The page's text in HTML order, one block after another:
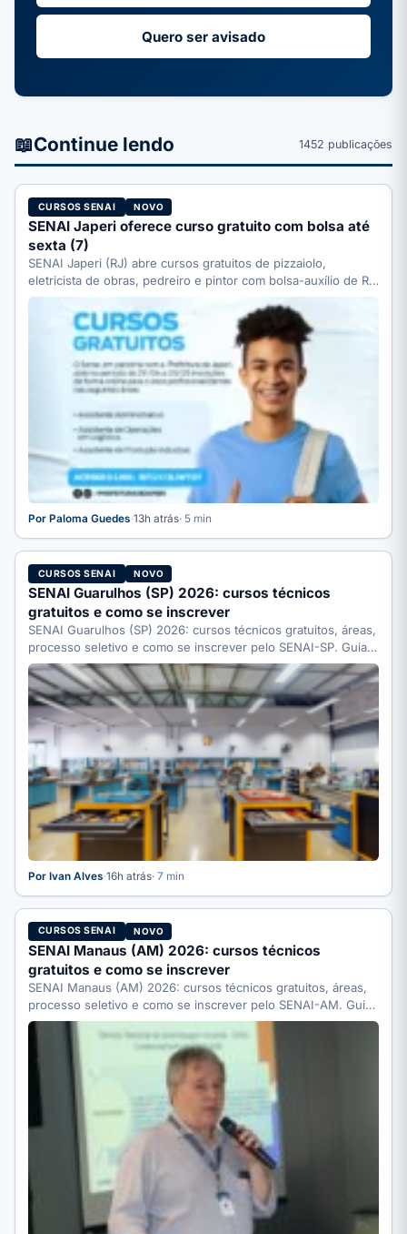
Quero ser avisado
📖Continue lendo 1452 publicações
CURSOS SENAI NOVO
SENAI Japeri oferece curso gratuito com bolsa até
sexta (7)
SENAI Japeri (RJ) abre cursos gratuitos de pizzaiolo,
eletricista de obras, pedreiro e pintor com bolsa-auxílio de R$
…
Por Paloma Guedes·13h atrás· 5 min
CURSOS SENAI NOVO
SENAI Guarulhos (SP) 2026: cursos técnicos
gratuitos e como se inscrever
SENAI Guarulhos (SP) 2026: cursos técnicos gratuitos, áreas,
processo seletivo e como se inscrever pelo SENAI-SP. Guia
completo.
Por Ivan Alves·16h atrás· 7 min
CURSOS SENAI NOVO
SENAI Manaus (AM) 2026: cursos técnicos
gratuitos e como se inscrever
SENAI Manaus (AM) 2026: cursos técnicos gratuitos, áreas,
processo seletivo e como se inscrever pelo SENAI-AM. Guia
completo.